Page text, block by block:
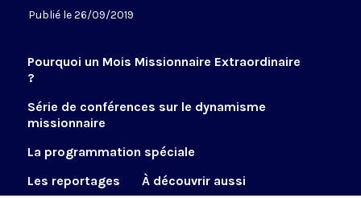
Publié le 26/09/2019
Pourquoi un Mois Missionnaire Extraordinaire
?
Série de conférences sur le dynamisme
missionnaire
La programmation spéciale
Les reportages
À découvrir aussi